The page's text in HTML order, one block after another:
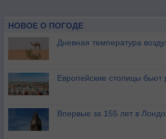
НОВОЕ О ПОГОДЕ
Дневная температура
Европейские столицы
Впервые за 155 лет в